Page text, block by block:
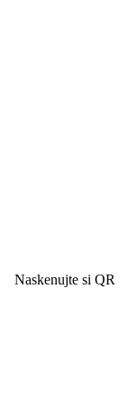
Naskenujte si QR